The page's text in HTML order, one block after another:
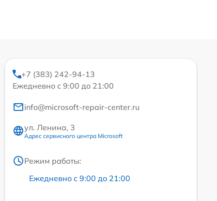
+7 (383) 242-94-13
Ежедневно с 9:00 до 21:00
info@microsoft-repair-center.ru
ул. Ленина, 3
Адрес сервисного центра Microsoft
Режим работы:
Ежедневно с 9:00 до 21:00